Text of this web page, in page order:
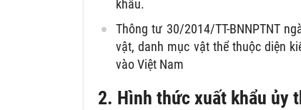
khẩu.
Thông tư 30/2014/TT-BNNPTNT
vật, danh mục vật thể thuộc diện
vào Việt Nam
2. Hình thức xuất khẩu ủy